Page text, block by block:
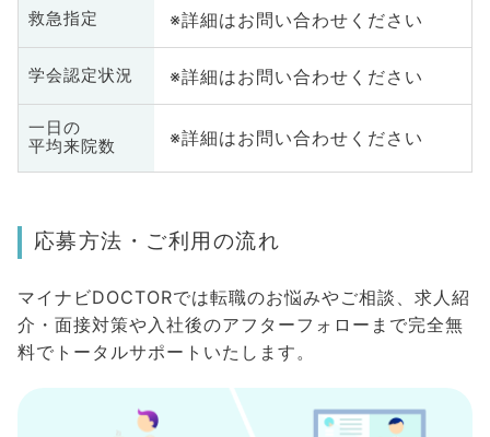
救急指定 ※詳細はお問い合わせください
学会認定状況 ※詳細はお問い合わせください
一日の
平均来院数
※詳細はお問い合わせください
応募方法・ご利用の流れ
マイナビDOCTORでは転職のお悩みやご相談、求人紹
介・面接対策や入社後のアフターフォローまで完全無
料でトータルサポートいたします。